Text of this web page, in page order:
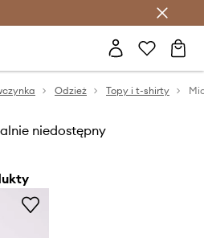
z Answear Club >
Odzież Topy i t-shirty
niedostępny